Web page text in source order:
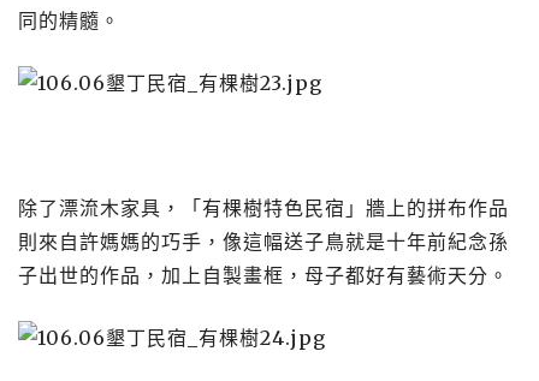
同的精髓。
除了漂流木家具，「有棵樹特色民宿」牆上的拼布作品
則來自許媽媽的巧手，像這幅送子鳥就是十年前紀念孫
子出世的作品，加上自製畫框，母子都好有藝術天分。